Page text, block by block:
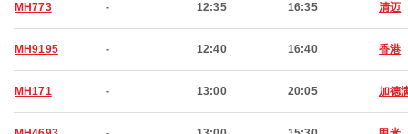
MH773 - 12:35 16:35 清迈
MH9195 - 12:40 16:40 香港
MH171 - 13:00 20:05 加德